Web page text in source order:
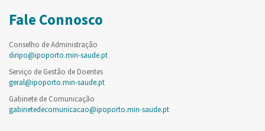
Fale Connosco
Conselho de Administração
diripo@ipoporto.min-saude.pt
Serviço de Gestão de Doentes
geral@ipoporto.min-saude.pt
Gabinete de Comunicação
gabinetedecomunicacao@ipoporto.min-saude.pt